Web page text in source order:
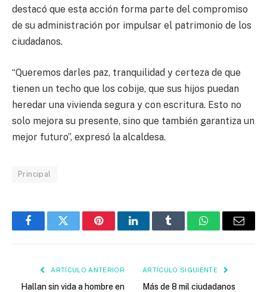
destacó que esta acción forma parte del compromiso
de su administración por impulsar el patrimonio de los
ciudadanos.
“Queremos darles paz, tranquilidad y certeza de que
tienen un techo que los cobije, que sus hijos puedan
heredar una vivienda segura y con escritura. Esto no
solo mejora su presente, sino que también garantiza un
mejor futuro”, expresó la alcaldesa.
Principal
FacebookTwitter PinterestLinkedInTumblr WhatsAppEmail
ARTÍCULO ANTERIOR
Hallan sin vida a hombre en
ARTÍCULO SIGUIENTE
Más de 8 mil ciudadanos